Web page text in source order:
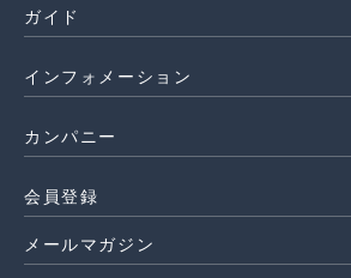
ガイド
インフォメーション
カンパニー
会員登録
メールマガジン